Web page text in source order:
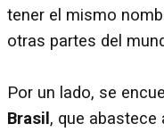
tener el mismo
otras partes del
Por un lado, se
Brasil , que abastece